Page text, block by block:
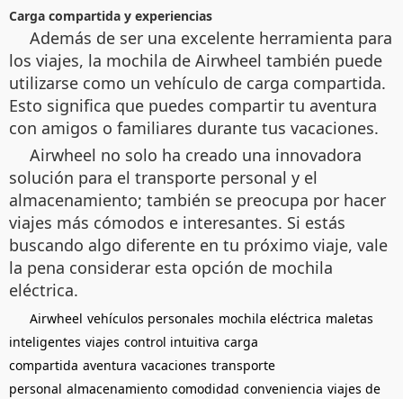
Carga compartida y experiencias
Además de ser una excelente herramienta para
los viajes, la mochila de Airwheel también puede
utilizarse como un vehículo de carga compartida.
Esto significa que puedes compartir tu aventura
con amigos o familiares durante tus vacaciones.
Airwheel no solo ha creado una innovadora
solución para el transporte personal y el
almacenamiento; también se preocupa por hacer
viajes más cómodos e interesantes. Si estás
buscando algo diferente en tu próximo viaje, vale
la pena considerar esta opción de mochila
eléctrica.
Airwheel vehículos personales mochila eléctrica maletas
inteligentes viajes control intuitiva carga
compartida aventura vacaciones transporte
personal almacenamiento comodidad conveniencia viajes de